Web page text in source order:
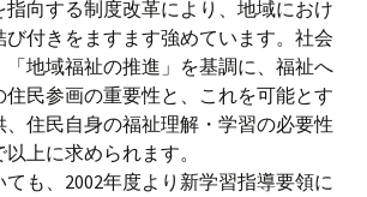
指向する制度改革により、地域におけ
び付きをますます強めています。社会
地域福祉の推進」を基調に、福祉へ
民参画の重要性と、これを可能とす
、住民自身の福祉理解・学習の必要性
上に求められます。
も、2002年度より新学習指導要領に